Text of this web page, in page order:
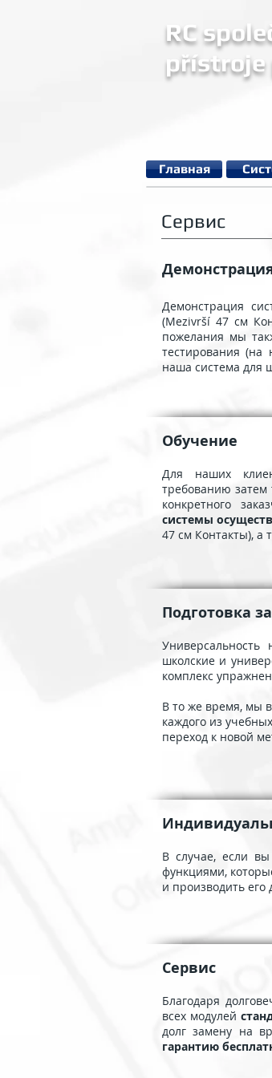
RC
přístroje
Главная
Сервис
Сервис
Благодаря
всех модулей
долг замену на
гарантию
В случае, если
функциями,
и производить его
Подготовка
школские и
комплекс
В то же время, мы
каждого из
переход к новой
Обучение
Для наших
требованию затем
конкретного
системы
47 см Контакты), а
Демонстрация
(Mezivrší 47 см
пожелания мы
тестирования (на
наша система для